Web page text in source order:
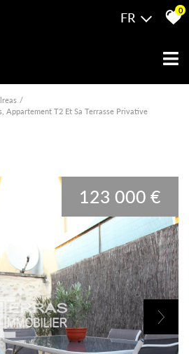
FR 0
Appartement T2 Et Sa Terrasse Privative
123 000 €